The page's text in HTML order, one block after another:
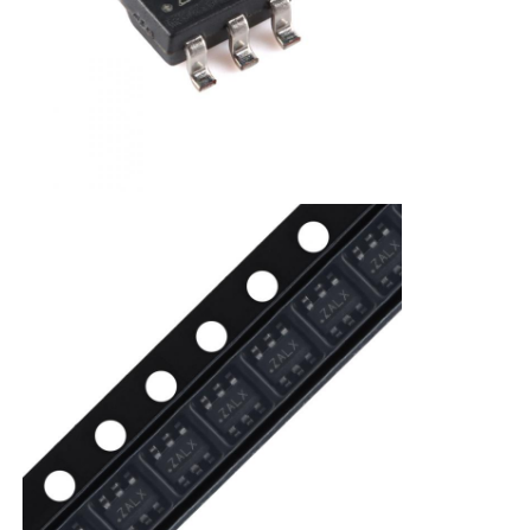
eepromの破片
EPROM IC
UART IC
ADC DAC